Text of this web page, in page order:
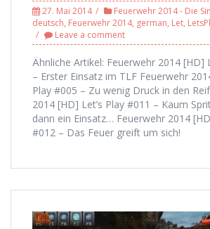
27. Mai 2014 Feuerwehr 2014 - Die
deutsch, Feuerwehr 2014, german, Let,
Leave a comment
Ähnliche Artikel: Feuerwehr 2014 [HD]
– Erster Einsatz im TLF Feuerwehr
Play #005 – Zu wenig Druck in den
2014 [HD] Let’s Play #011 – Kaum
dann ein Einsatz… Feuerwehr 2014
#012 – Das Feuer greift um sich!